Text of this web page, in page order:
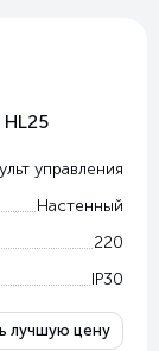
управления
Настенный
220
IP30
лучшую цену